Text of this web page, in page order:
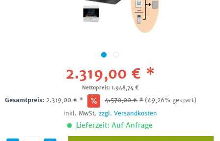
2.319,00 € *
Nettopreis: 1.948,74 €
Gesamtpreis: 2.319,00 € * 4.570,00€ * (49,26% gespart)
inkl. MwSt. zzgl. Versandkosten
Lieferzeit: Auf Anfrage